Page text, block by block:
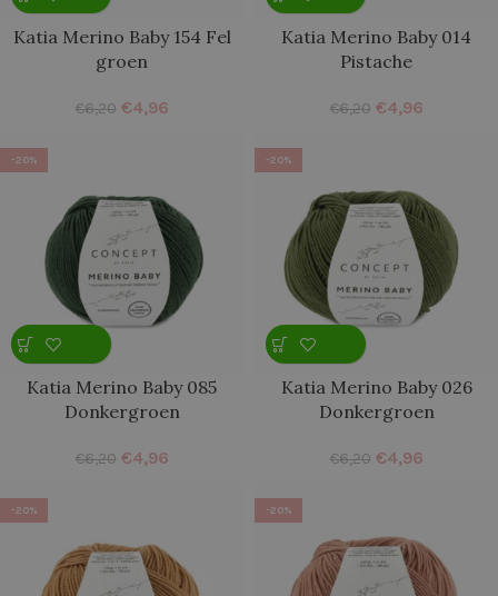
Katia Merino Baby 154 Fel
groen
€6,20 €4,96
Katia Merino Baby 014
Pistache
€6,20 €4,96
-20%
Katia Merino Baby 085
Donkergroen
€6,20 €4,96
-20%
Katia Merino Baby 026
Donkergroen
€6,20 €4,96
-20% -20%